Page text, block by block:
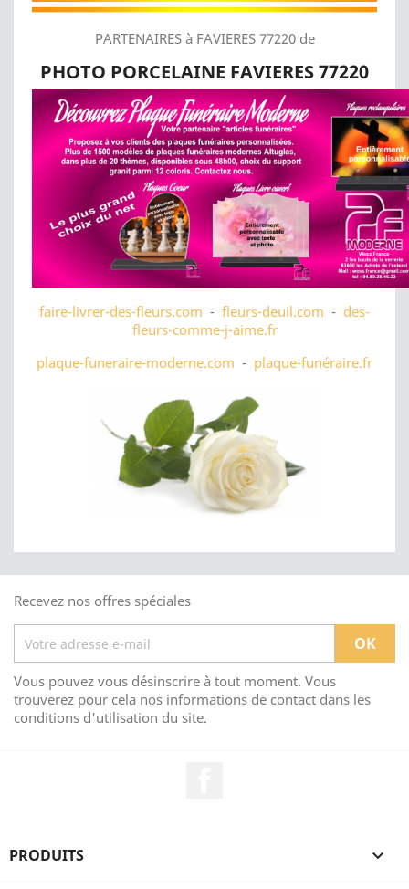
PARTENAIRES à FAVIERES 77220 de
PHOTO PORCELAINE FAVIERES 77220
faire-livrer-des-fleurs.com - fleurs-deuil.com - des-
fleurs-comme-j-aime.fr
plaque-funeraire-moderne.com - plaque-funéraire.fr
Recevez nos offres spéciales
Vous pouvez vous désinscrire à tout moment. Vous
trouverez pour cela nos informations de contact dans les
conditions d'utilisation du site.
PRODUITS 